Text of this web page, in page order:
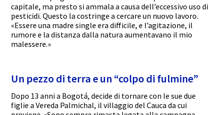
capitale, ma presto si ammala a causa dell’eccessivo uso di
pesticidi. Questo la costringe a cercare un nuovo lavoro.
«Essere una madre single era difficile, e l’agitazione, il
rumore e la distanza dalla natura aumentavano il mio
malessere.»
Un pezzo di terra e un “colpo di fulmine”
Dopo 13 anni a Bogotá, decide di tornare con le sue due
figlie a Vereda Palmichal, il villaggio del Cauca da cui